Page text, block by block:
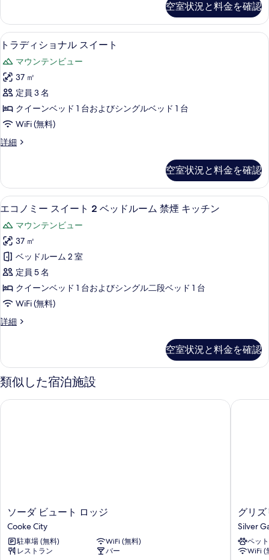
示
す
る
2
ベ
ッ
ド
ル
ー
ム
の
す
の
写
を
表
示
す
る
ー
ド
ス
ー
ト
ベ
ッ
ド
ル
ー
細
空室状況と料金を確認
ト
ラ
デ
ィ
シ
ョ
ル
イ
ー
ト
の
す
べ
て
の
写
真
示
す
る
羽毛の掛け布団、WiFi (無料)、ベッド
8
トラディショナル スイート
マウンテンビュー
37 ㎡
定員 3 名
クイーンベッド 1 台およびシングルベッド 1 台
WiFi (無料)
詳細
ト
シ
ョ
ナ
ス
イ
ー
ト
の
詳
細
空室状況と料金を確認
エ
コ
ノ
ミ
ー
ス
イ
ト
ベ
ッ
ド
ル
チ
ン
の
エコノミー スイート 2 ベッドルーム
10
エコノミー スイート 2 ベッドルーム 禁煙 キッチン
マウンテンビュー
37 ㎡
ベッドルーム 2 室
定員 5 名
クイーンベッド 1 台およびシングル二段ベッド 1 台
WiFi (無料)
詳細
エ
ー
ス
イ
ト
ッ
空室状況と料金を確認
類似した宿泊施設
ソ
ー
ダ
ビ
ュ
ソーダ ビュート ロッジ
Cooke City
駐車場 (無料)
WiFi (無料)
レストラン
バー
ソーダ ビュート ロッジ
グ
リ
ズ
リ
ー
グリ
Silver
ペッ
WiFi (
グリズ